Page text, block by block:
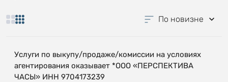
По новизне
Услуги по выкупу/продаже/комиссии на условиях
агентирования оказывает *ООО «ПЕРСПЕКТИВА
ЧАСЫ» ИНН 9704173239